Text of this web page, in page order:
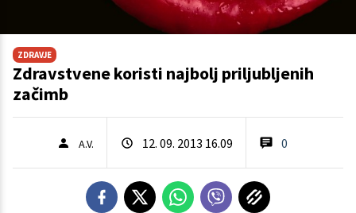
ZDRAVJE
Zdravstvene koristi najbolj priljubljenih
začimb
A.V. 12. 09. 2013 16.09 0